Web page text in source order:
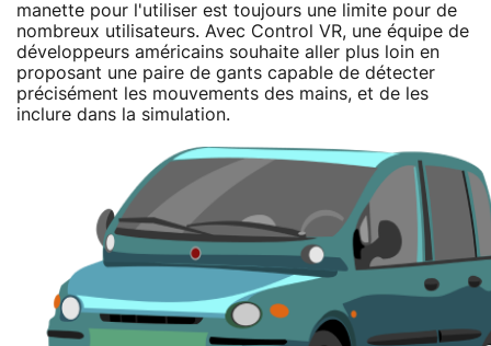
manette pour l'utiliser est toujours une limite pour de
nombreux utilisateurs. Avec Control VR, une équipe de
développeurs américains souhaite aller plus loin en
proposant une paire de gants capable de détecter
précisément les mouvements des mains, et de les
inclure dans la simulation.